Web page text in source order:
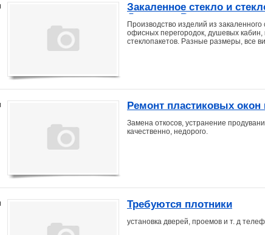
Закаленное стекло и
Дальнему Востоку
Производство изделий из
офисных перегородок, душевых кабин,
стеклопакетов. Разные размеры, все
Ремонт пластиковых окон
Замена откосов, устранение
качественно, недорого.
Требуются плотники
установка дверей, проемов и т. д